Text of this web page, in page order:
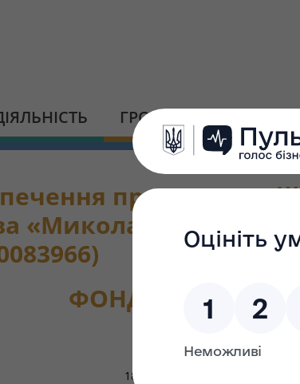
ГРОМАДСЬКА
продажу
«Миколаївська
ФОНД
18.09.2017